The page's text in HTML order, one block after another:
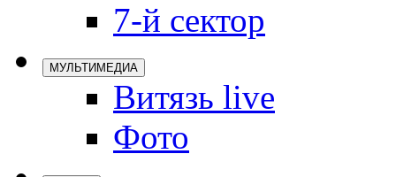
7-й сектор
МУЛЬТИМЕДИА
Витязь live
Фото